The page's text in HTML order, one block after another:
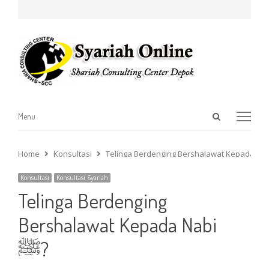
Open
Menu
Menu
Home Konsultasi
Konsultasi Konsultasi Syariah
Telinga Berdenging
Bershalawat Kepada Nabi
ﷺ?